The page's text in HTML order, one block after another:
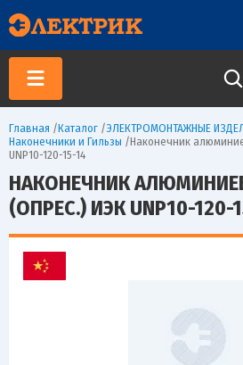
Главная /Каталог /ЭЛЕКТРОМОНТАЖНЫЕ
Наконечники и Гильзы /Наконечник
UNP10-120-15-14
НАКОНЕЧНИК
(ОПРЕС.) ИЭК UNP10-120-